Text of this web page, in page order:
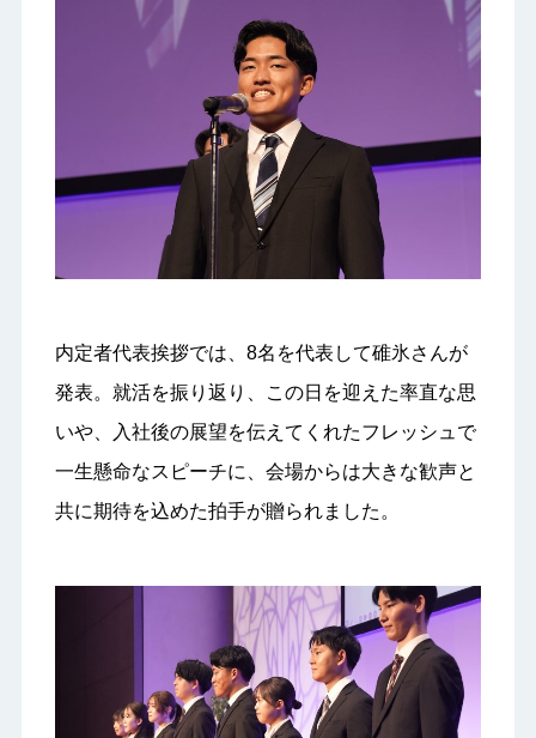
内定者代表挨拶では、8名を代表して碓氷さんが
発表。就活を振り返り、この日を迎えた率直な思
いや、入社後の展望を伝えてくれたフレッシュで
一生懸命なスピーチに、会場からは大きな歓声と
共に期待を込めた拍手が贈られました。